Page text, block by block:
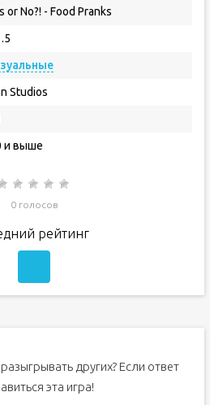
or No?! - Food Pranks
Studios
и выше
0 голосов
рейтинг
других? Если ответ
эта игра!